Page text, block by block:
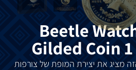
Beetle
Gilded Coin 1
מציג את יצירת המופת של צורפות